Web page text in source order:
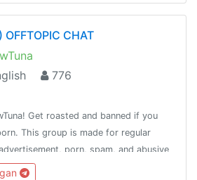
OFFTOPIC CHAT
776
Get roasted and banned if you
This group is made for regular
porn, spam, and abusive
is must 👍🏻👾Fuck you and have a